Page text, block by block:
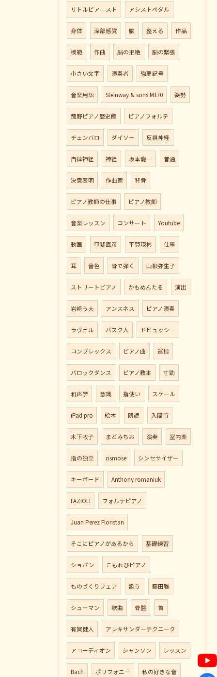
リトルピアニスト アシストペダル
身体 深部感覚 脳 整える 作品
模範 作曲 脳の拒絶 脳の緊張
小さい文字 演奏者 強弱記号
音楽用語 Steinway & sons M170 姿勢
菰野ピアノ歴史館 ピアノフォルテ
チェンバロ ダイソー 反視神経
自律神経 神経 坂本龍一 普通
決意表明 作曲家 背骨
ピアノ教師の仕事 ピアノ教師
音楽レッスン コンサート Youtube
動画 甲斐直彦 平賀瑛彬 仕事
耳 音色 骨で弾く 山根弥生子
ストリートピアノ かもめんたる 演出
岩崎う大 アンスネス ピアノ演奏
ラヴェル バスク人 ドビュッシー
コンプレックス ピアノ曲 運指
バロックダンス ピアノ教本 寸勁
和声学 意識 指使い スケール
iPad pro 絵本 朗読 入間市
木下牧子 まどみちお 演奏 室内楽
指の独立 osmose シンセサイザー
キーボード Anthony romaniuk
FAZIOLI フォルテピアノ
Juan Perez Floristan
そこにピアノがあるから 基礎練習
ショパン こもれびピアノ
ものづくりフェア 歌う 藤田雅
シューマン 歌曲 骨盤 首
有賀健人 アレキサンダーテクニーク
アコーディオン シャンソン レッスン
Bach ポリフォニー 私の好きな音